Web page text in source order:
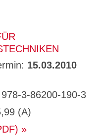
15.03.2010
3-86200-190-3
(A)